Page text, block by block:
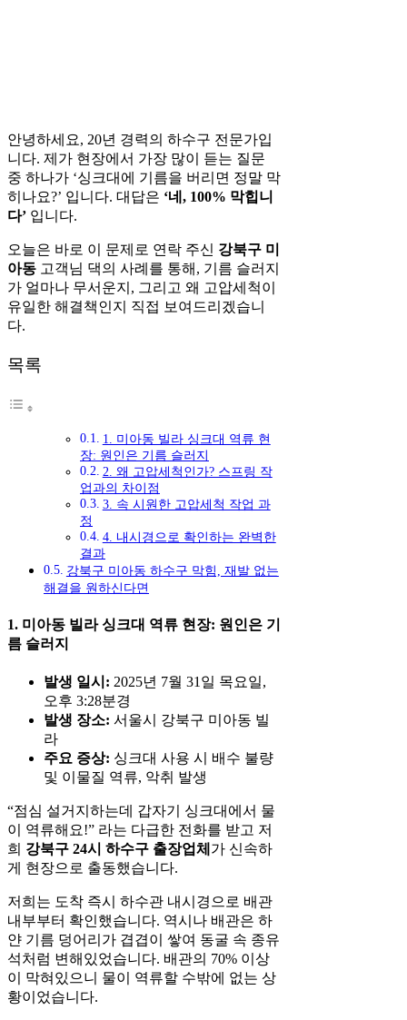
안녕하세요, 20년 경력의 하수구 전문가입
니다. 제가 현장에서 가장 많이 듣는 질문
중 하나가 ‘싱크대에 기름을 버리면 정말 막
히나요?’ 입니다. 대답은 ‘네, 100% 막힙니
다’ 입니다.
오늘은 바로 이 문제로 연락 주신 강북구 미
아동 고객님 댁의 사례를 통해, 기름 슬러지
가 얼마나 무서운지, 그리고 왜 고압세척이
유일한 해결책인지 직접 보여드리겠습니
다.
목록
1. 미아동 빌라 싱크대 역류 현
장: 원인은 기름 슬러지
2. 왜 고압세척인가? 스프링 작
업과의 차이점
3. 속 시원한 고압세척 작업 과
정
4. 내시경으로 확인하는 완벽한
결과
강북구 미아동 하수구 막힘, 재발 없는
해결을 원하신다면
1. 미아동 빌라 싱크대 역류 현장: 원인은 기
름 슬러지
발생 일시: 2025년 7월 31일 목요일,
오후 3:28분경
발생 장소: 서울시 강북구 미아동 빌
라
주요 증상: 싱크대 사용 시 배수 불량
및 이물질 역류, 악취 발생
“점심 설거지하는데 갑자기 싱크대에서 물
이 역류해요!” 라는 다급한 전화를 받고 저
희 강북구 24시 하수구 출장업체 가 신속하
게 현장으로 출동했습니다.
저희는 도착 즉시 하수관 내시경으로 배관
내부부터 확인했습니다. 역시나 배관은 하
얀 기름 덩어리가 겹겹이 쌓여 동굴 속 종유
석처럼 변해있었습니다. 배관의 70% 이상
이 막혀있으니 물이 역류할 수밖에 없는 상
황이었습니다.